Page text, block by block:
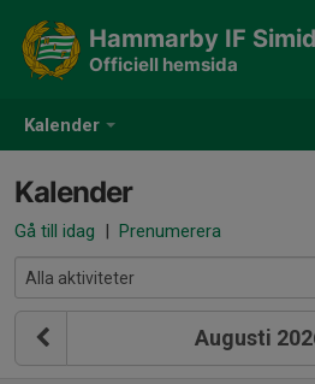
Kalender
Hammarby IF
Officiell hemsida
Kalender
Gå till idag | Prenumerera
Augusti